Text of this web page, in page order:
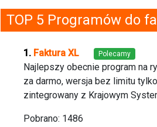
TOP 5 Programów do
Faktura XL Polecamy
Najlepszy obecnie program na
za darmo, wersja bez limitu
zintegrowany z Krajowym
Pobrano: 1486